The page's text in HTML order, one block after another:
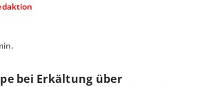
bei Erkältung über